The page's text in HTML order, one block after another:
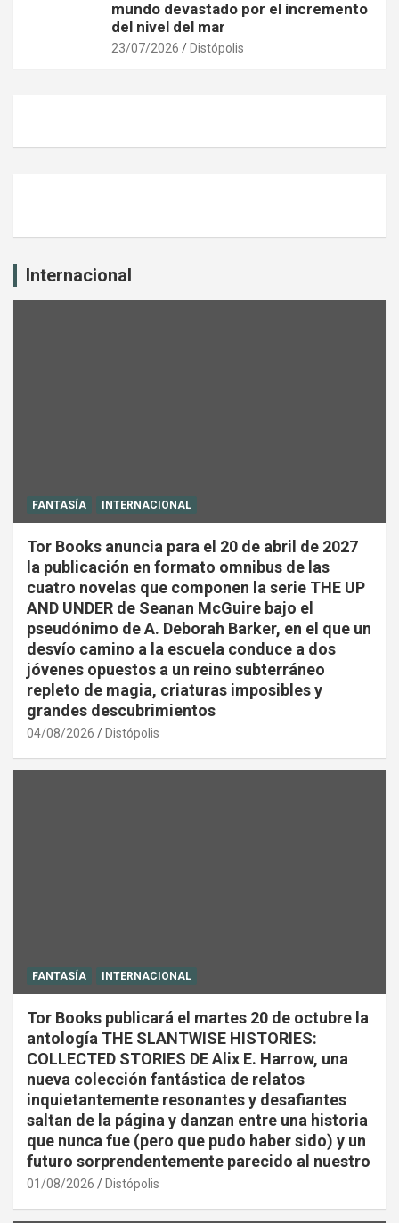
mundo devastado por el incremento
del nivel del mar
23/07/2026 Distópolis
Internacional
FANTASÍA INTERNACIONAL
Tor Books anuncia para el 20 de abril de 2027
la publicación en formato omnibus de las
cuatro novelas que componen la serie THE UP
AND UNDER de Seanan McGuire bajo el
pseudónimo de A. Deborah Barker, en el que un
desvío camino a la escuela conduce a dos
jóvenes opuestos a un reino subterráneo
repleto de magia, criaturas imposibles y
grandes descubrimientos
04/08/2026 Distópolis
FANTASÍA INTERNACIONAL
Tor Books publicará el martes 20 de octubre la
antología THE SLANTWISE HISTORIES:
COLLECTED STORIES DE Alix E. Harrow, una
nueva colección fantástica de relatos
inquietantemente resonantes y desafiantes
saltan de la página y danzan entre una historia
que nunca fue (pero que pudo haber sido) y un
futuro sorprendentemente parecido al nuestro
01/08/2026 Distópolis